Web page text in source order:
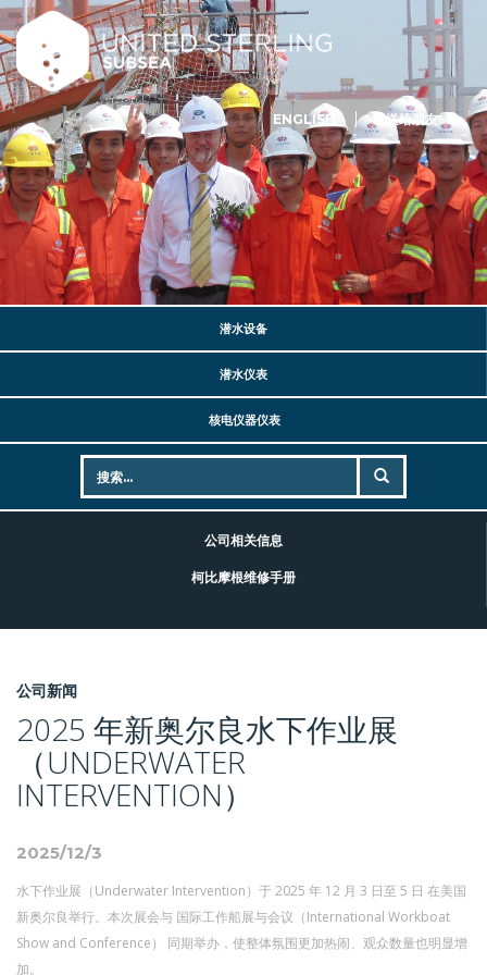
ENGLISH 发送给朋友
潜水设备
潜水仪表
核电仪器仪表
公司相关信息
柯比摩根维修手册
公司新闻
2025 年新奥尔良水下作业展
（UNDERWATER
INTERVENTION）
2025/12/3
水下作业展（Underwater Intervention）于 2025 年 12 月 3 日至 5 日 在美国
新奥尔良举行。本次展会与 国际工作船展与会议（International Workboat
Show and Conference） 同期举办，使整体氛围更加热闹、观众数量也明显增
加。